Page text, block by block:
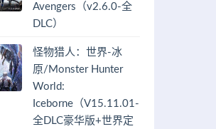
Avengers（v2.6.0-全
DLC）
怪物猎人：世界-冰
原/Monster Hunter
World:
Iceborne（V15.11.01-
全DLC豪华版+世界定